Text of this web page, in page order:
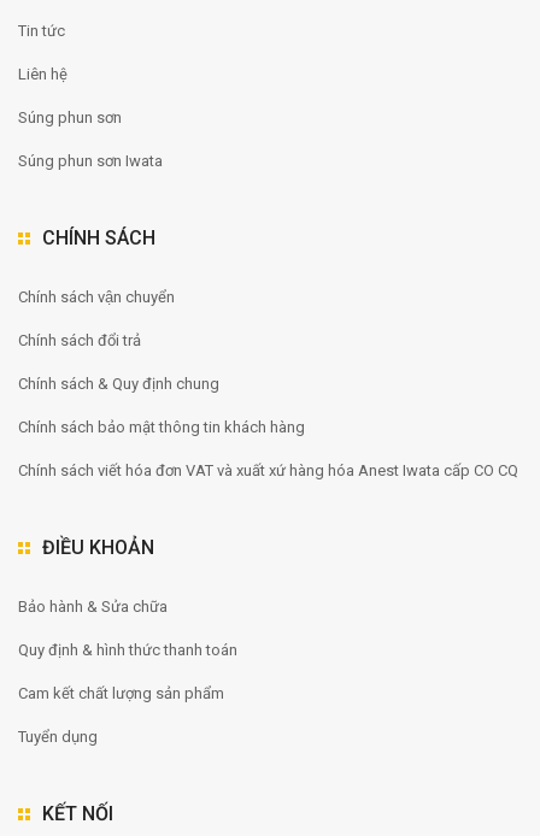
Tin tức
Liên hệ
Súng phun sơn
Súng phun sơn Iwata
CHÍNH SÁCH
Chính sách vận chuyển
Chính sách đổi trả
Chính sách & Quy định chung
Chính sách bảo mật thông tin khách hàng
Chính sách viết hóa đơn VAT và xuất xứ hàng hóa Anest Iwata cấp CO CQ
ĐIỀU KHOẢN
Bảo hành & Sửa chữa
Quy định & hình thức thanh toán
Cam kết chất lượng sản phẩm
Tuyển dụng
KẾT NỐI